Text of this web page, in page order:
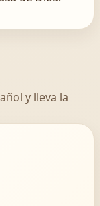
y lleva la